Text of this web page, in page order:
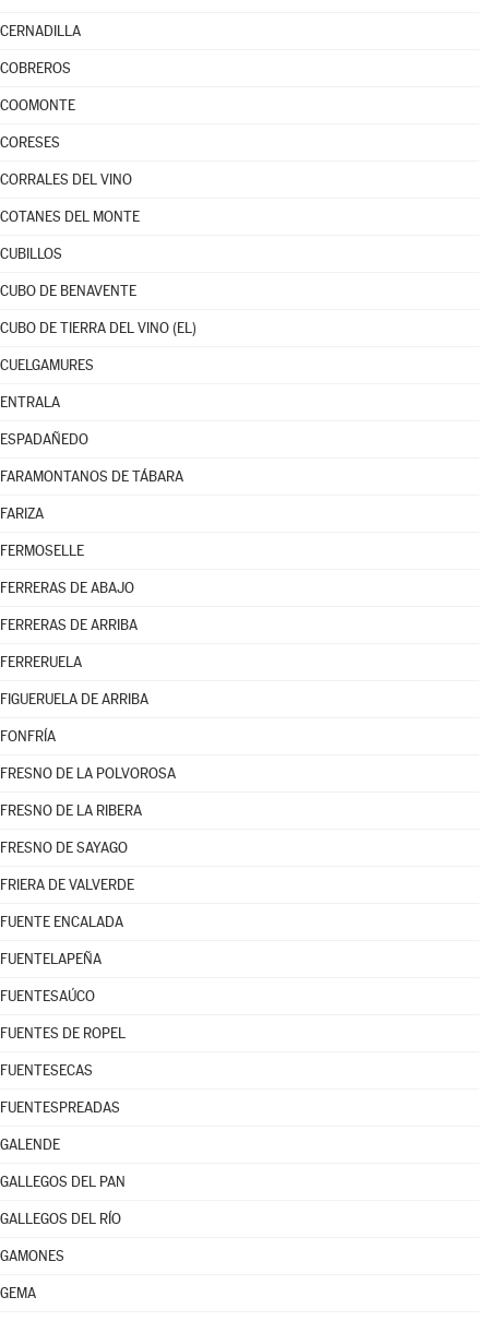
CERNADILLA
COBREROS
COOMONTE
CORESES
CORRALES DEL VINO
COTANES DEL MONTE
CUBILLOS
CUBO DE BENAVENTE
CUBO DE TIERRA DEL VINO (EL)
CUELGAMURES
ENTRALA
ESPADAÑEDO
FARAMONTANOS DE TÁBARA
FARIZA
FERMOSELLE
FERRERAS DE ABAJO
FERRERAS DE ARRIBA
FERRERUELA
FIGUERUELA DE ARRIBA
FONFRÍA
FRESNO DE LA POLVOROSA
FRESNO DE LA RIBERA
FRESNO DE SAYAGO
FRIERA DE VALVERDE
FUENTE ENCALADA
FUENTELAPEÑA
FUENTESAÚCO
FUENTES DE ROPEL
FUENTESECAS
FUENTESPREADAS
GALENDE
GALLEGOS DEL PAN
GALLEGOS DEL RÍO
GAMONES
GEMA